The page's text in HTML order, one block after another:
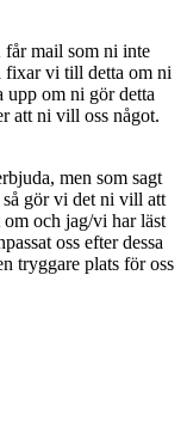
mail som ni inte
fixar vi till detta om ni
upp om ni gör detta
att ni vill oss något.
men som sagt
så gör vi det ni vill att
och jag/vi har läst
oss efter dessa
tryggare plats för oss